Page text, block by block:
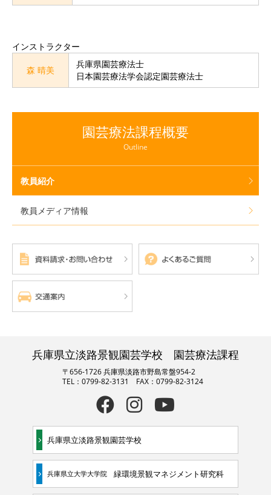
インストラクター
森 晴美
兵庫県園芸療法士
日本園芸療法学会認定園芸療法士
園芸療法課程概要
Outline
教員紹介
教員メディア情報
兵庫県立淡路景観園芸学校 園芸療法課程
〒656-1726 兵庫県淡路市野島常盤954-2
TEL：0799-82-3131 FAX：0799-82-3124
兵庫県立淡路景観園芸学校
兵庫県立大学大学院 緑環境景観マネジメント研究科